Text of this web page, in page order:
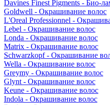
Davines Finest Pigments - Био-
Goldwell - Окрашивание волос
L'Oreal Professionnel -
Lebel - Окрашивание волос
Londa - Окрашивание волос
Matrix - Окрашивание волос
Schwarzkopf - Окрашивание
Wella - Окрашивание волос
Greymy - Окрашивание волос
Glynt - Окрашивание волос
Keune - Окрашивание волос
Indola - Окрашивание волос